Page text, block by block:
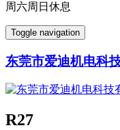
周六周日休息
Toggle navigation
东莞市爱迪机电科
R27